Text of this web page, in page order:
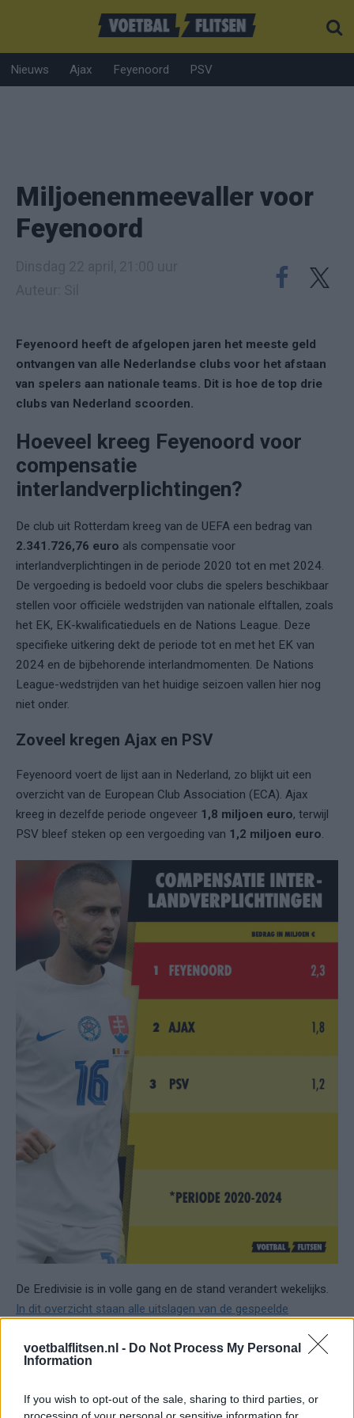
voetbalflitsen.nl - Do Not Process My Personal
Information
If you wish to opt-out of the sale, sharing to third parties, or
Nieuws Ajax Feyenoord PSV
Miljoenenmeevaller voor
Feyenoord
Feyenoord heeft de afgelopen jaren het meeste geld
ontvangen van alle Nederlandse clubs voor het afstaan
van spelers aan nationale teams. Dit is hoe de top drie
clubs van Nederland scoorden.
Hoeveel kreeg Feyenoord voor
compensatie
interlandverplichtingen?
De club uit Rotterdam kreeg van de UEFA een bedrag van
2.341.726,76 euro als compensatie voor
interlandverplichtingen in de periode 2020 tot en met 2024.
De vergoeding is bedoeld voor clubs die spelers beschikbaar
stellen voor officiële wedstrijden van nationale elftallen, zoals
het EK, EK-kwalificatieduels en de Nations League. Deze
specifieke uitkering dekt de periode tot en met het EK van
2024 en de bijbehorende interlandmomenten. De Nations
League-wedstrijden van het huidige seizoen vallen hier nog
niet onder.
Zoveel kregen Ajax en PSV
Feyenoord voert de lijst aan in Nederland, zo blijkt uit een
overzicht van de European Club Association (ECA). Ajax
kreeg in dezelfde periode ongeveer 1,8 miljoen euro, terwijl
PSV bleef steken op een vergoeding van 1,2 miljoen euro.
De Eredivisie is in volle gang en de stand verandert wekelijks.
In dit overzicht staan alle uitslagen van de gespeelde
Eredivisie.
Ajax Feyenoord PSV